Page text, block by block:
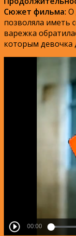
Сюжет фильма: О
позволяла иметь
варежка
которым девочка